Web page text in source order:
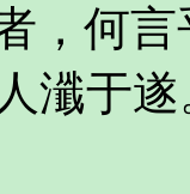
，何
瀸于